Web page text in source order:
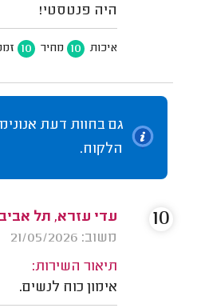
היה פנטסטי!
איכות 10 מחיר 10
גם בחוות דעת
הלקוח.
עדי עזרא, תל
משוב: 21/05/2026
תיאור השירות:
אימון כוח לנשים.
10